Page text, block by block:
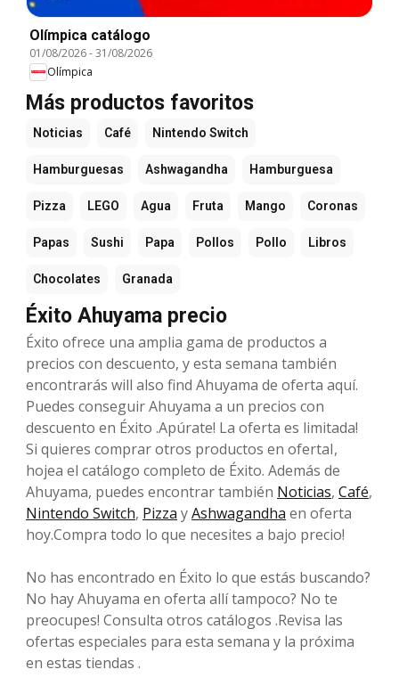
Olímpica catálogo
01/08/2026-31/08/2026
Olímpica
Más productos favoritos
Noticias Café Nintendo Switch
Hamburguesas Ashwagandha Hamburguesa
Pizza LEGO Agua Fruta Mango Coronas
Papas Sushi Papa Pollos Pollo Libros
Chocolates Granada
Éxito Ahuyama precio
Éxito ofrece una amplia gama de productos a
precios con descuento, y esta semana también
encontrarás will also find Ahuyama de oferta aquí.
Puedes conseguir Ahuyama a un precios con
descuento en Éxito .Apúrate! La oferta es limitada!
Si quieres comprar otros productos en ofertaI,
hojea el catálogo completo de Éxito. Además de
Ahuyama, puedes encontrar también Noticias, Café,
Nintendo Switch, Pizza yAshwagandha en oferta
hoy.Compra todo lo que necesites a bajo precio!
No has encontrado en Éxito lo que estás buscando?
No hay Ahuyama en oferta allí tampoco? No te
preocupes! Consulta otros catálogos .Revisa las
ofertas especiales para esta semana y la próxima
en estas tiendas .